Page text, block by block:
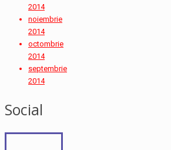
2014
noiembrie
2014
octombrie
2014
septembrie
2014
Social